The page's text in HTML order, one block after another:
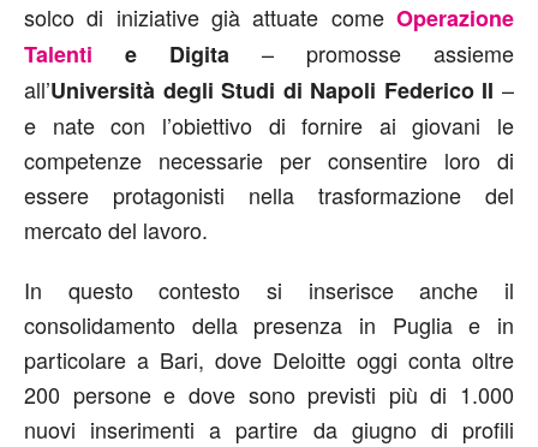
solco di iniziative già attuate come Operazione
Talenti e Digita – promosse assieme
all’Università degli Studi di Napoli Federico II –
e nate con l’obiettivo di fornire ai giovani le
competenze necessarie per consentire loro di
essere protagonisti nella trasformazione del
mercato del lavoro.
In questo contesto si inserisce anche il
consolidamento della presenza in Puglia e in
particolare a Bari, dove Deloitte oggi conta oltre
200 persone e dove sono previsti più di 1.000
nuovi inserimenti a partire da giugno di profili